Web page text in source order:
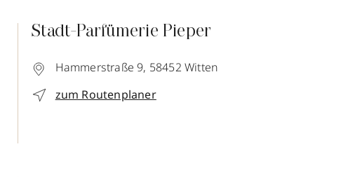
Stadt-Parfümerie Pieper
Hammerstraße 9, 58452 Witten
zum Routenplaner